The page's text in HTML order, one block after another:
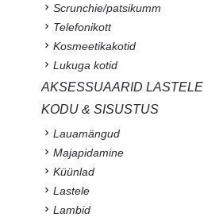
Scrunchie/patsikumm
Telefonikott
Kosmeetikakotid
Lukuga kotid
AKSESSUAARID LASTELE
KODU & SISUSTUS
Lauamängud
Majapidamine
Küünlad
Lastele
Lambid